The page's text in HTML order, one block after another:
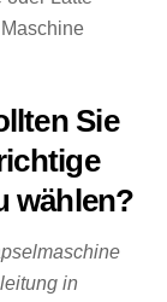
Sie
wählen?
in